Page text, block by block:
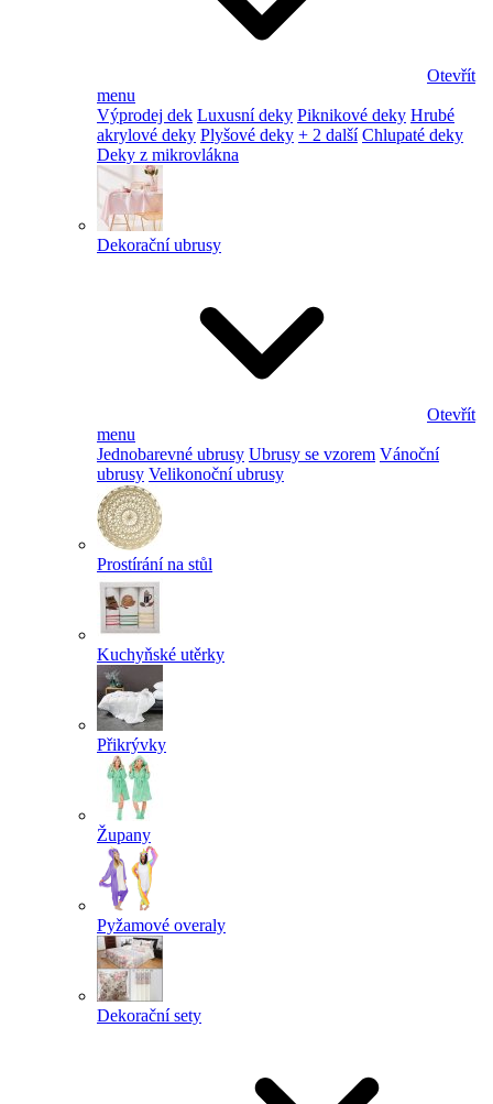
Otevřít
menu
Výprodej dek Luxusní deky Piknikové deky Hrubé
akrylové deky Plyšové deky + 2 další Chlupaté deky
Deky z mikrovlákna
Dekorační ubrusy
Otevřít
menu
Jednobarevné ubrusy Ubrusy se vzorem Vánoční
ubrusy Velikonoční ubrusy
Prostírání na stůl
Kuchyňské utěrky
Přikrývky
Župany
Pyžamové overaly
Dekorační sety